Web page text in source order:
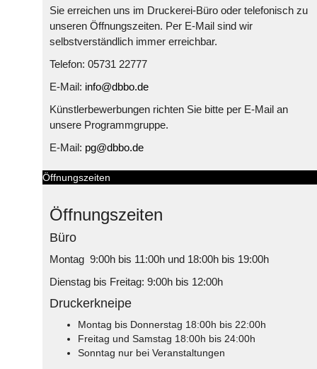
Sie erreichen uns im Druckerei-Büro oder telefonisch zu
unseren Öffnungszeiten. Per E-Mail sind wir
selbstverständlich immer erreichbar.
Telefon: 05731 22777
E-Mail: info@dbbo.de
Künstlerbewerbungen richten Sie bitte per E-Mail an
unsere Programmgruppe.
E-Mail: pg@dbbo.de
Öffnungszeiten
Öffnungszeiten
Büro
Montag 9:00h bis 11:00h und 18:00h bis 19:00h
Dienstag bis Freitag: 9:00h bis 12:00h
Druckerkneipe
Montag bis Donnerstag 18:00h bis 22:00h
Freitag und Samstag 18:00h bis 24:00h
Sonntag nur bei Veranstaltungen